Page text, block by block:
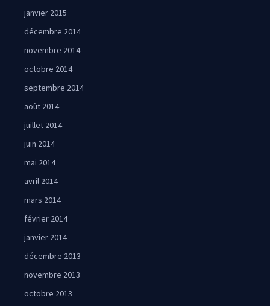
janvier 2015
décembre 2014
novembre 2014
octobre 2014
septembre 2014
août 2014
juillet 2014
juin 2014
mai 2014
avril 2014
mars 2014
février 2014
janvier 2014
décembre 2013
novembre 2013
octobre 2013